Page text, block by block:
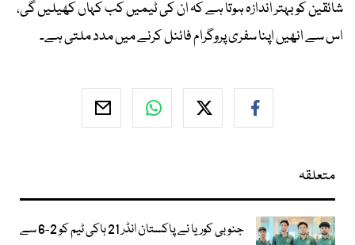
شائقین کو بہتر اندازہ ہوتا ہے کہ ان کی ٹیمیں کب کہاں کھیلیں گی،
اس سے انھیں اپنا سفری پروگرام فائنل کرنے میں مدد ملتی ہے۔
متعلقہ
جنوبی کوریا نے پاکستان انڈر 21 ہاکی ٹیم کو 2-6 سے